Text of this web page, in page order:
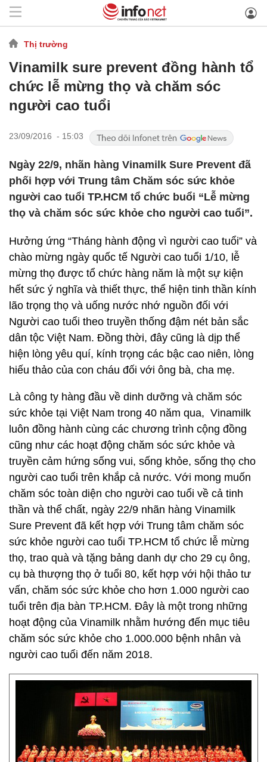
Thị trường
Vinamilk sure prevent đồng hành tổ
chức lễ mừng thọ và chăm sóc
người cao tuổi
23/09/2016 - 15:03
Ngày 22/9, nhãn hàng Vinamilk Sure Prevent đã
phối hợp với Trung tâm Chăm sóc sức khỏe
người cao tuổi TP.HCM tổ chức buổi “Lễ mừng
thọ và chăm sóc sức khỏe cho người cao tuổi”.
Hưởng ứng “Tháng hành động vì người cao tuổi” và
chào mừng ngày quốc tế Người cao tuổi 1/10, lễ
mừng thọ được tổ chức hàng năm là một sự kiện
hết sức ý nghĩa và thiết thực, thể hiện tinh thần kính
lão trọng thọ và uống nước nhớ nguồn đối với
Người cao tuổi theo truyền thống đậm nét bản sắc
dân tộc Việt Nam. Đồng thời, đây cũng là dịp thể
hiện lòng yêu quí, kính trọng các bậc cao niên, lòng
hiếu thảo của con cháu đối với ông bà, cha mẹ.
Là công ty hàng đầu về dinh dưỡng và chăm sóc
sức khỏe tại Việt Nam trong 40 năm qua, Vinamilk
luôn đồng hành cùng các chương trình cộng đồng
cũng như các hoạt động chăm sóc sức khỏe và
truyền cảm hứng sống vui, sống khỏe, sống thọ cho
người cao tuổi trên khắp cả nước. Với mong muốn
chăm sóc toàn diện cho người cao tuổi về cả tinh
thần và thể chất, ngày 22/9 nhãn hàng Vinamilk
Sure Prevent đã kết hợp với Trung tâm chăm sóc
sức khỏe người cao tuổi TP.HCM tổ chức lễ mừng
thọ, trao quà và tặng bảng danh dự cho 29 cụ ông,
cụ bà thượng thọ ở tuổi 80, kết hợp với hội thảo tư
vấn, chăm sóc sức khỏe cho hơn 1.000 người cao
tuổi trên địa bàn TP.HCM. Đây là một trong những
hoạt động của Vinamilk nhằm hướng đến mục tiêu
chăm sóc sức khỏe cho 1.000.000 bệnh nhân và
người cao tuổi đến năm 2018.